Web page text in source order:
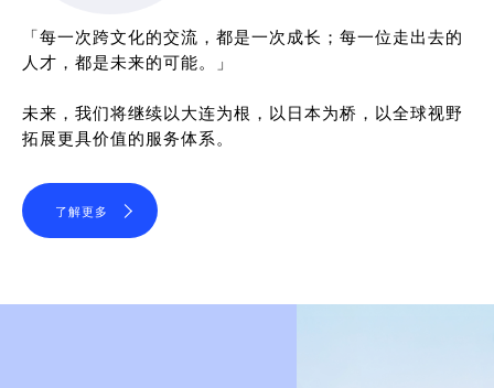
「每一次跨文化的交流，都是一次成长；每一位走出去的
人才，都是未来的可能。」
未来，我们将继续以大连为根，以日本为桥，以全球视野
拓展更具价值的服务体系。
了解更多